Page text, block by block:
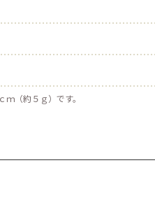
（約５ｇ）です。